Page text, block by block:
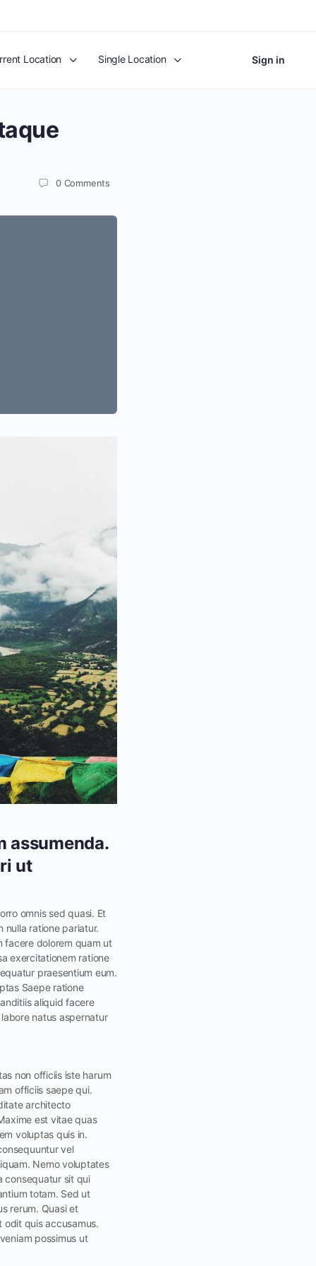
Location Single Location Sign in
0 Comments
assumenda.
ut
omnis sed quasi. Et
nulla ratione pariatur.
facere dolorem quam ut
exercitationem ratione
praesentium eum.
Saepe ratione
aliquid facere
natus aspernatur
non officiis iste harum
officiis saepe qui.
architecto
est vitae quas
voluptas quis in.
vel
Nemo voluptates
consequatur sit qui
totam. Sed ut
rerum. Quasi et
odit quis accusamus.
possimus ut